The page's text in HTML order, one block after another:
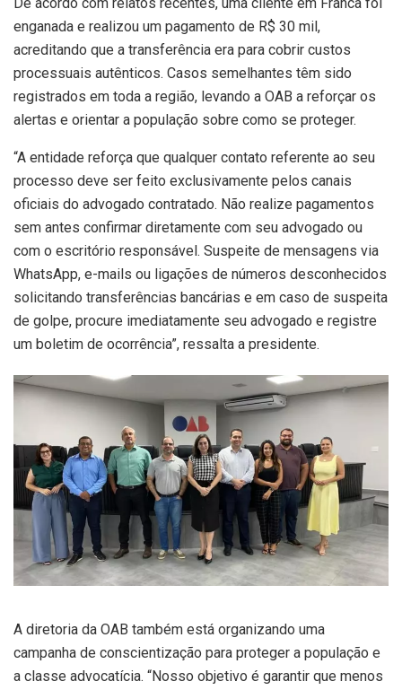
enganada e realizou um pagamento de R$ 30 mil,
acreditando que a transferência era para cobrir custos
processuais autênticos. Casos semelhantes têm sido
registrados em toda a região, levando a OAB a reforçar os
alertas e orientar a população sobre como se proteger.
“A entidade reforça que qualquer contato referente ao seu
processo deve ser feito exclusivamente pelos canais
oficiais do advogado contratado. Não realize pagamentos
sem antes confirmar diretamente com seu advogado ou
com o escritório responsável. Suspeite de mensagens via
WhatsApp, e-mails ou ligações de números desconhecidos
solicitando transferências bancárias e em caso de suspeita
de golpe, procure imediatamente seu advogado e registre
um boletim de ocorrência”, ressalta a presidente.
A diretoria da OAB também está organizando uma
campanha de conscientização para proteger a população e
a classe advocatícia. “Nosso objetivo é garantir que menos